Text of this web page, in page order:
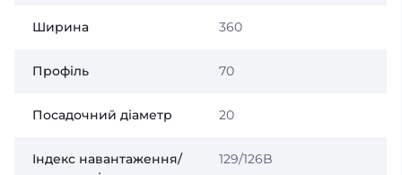
Ширина 360
Профіль 70
Посадочний діаметр 20
Індекс навантаження/
129/126B